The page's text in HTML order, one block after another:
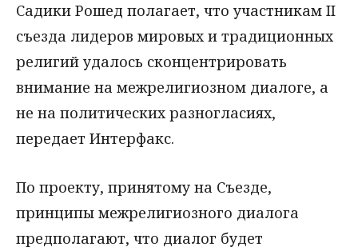
Садики Рошед полагает, что участникам II
съезда лидеров мировых и традиционных
религий удалось сконцентрировать
внимание на межрелигиозном диалоге, а
не на политических разногласиях,
передает Интерфакс.
По проекту, принятому на Съезде,
принципы межрелигиозного диалога
предполагают, что диалог будет